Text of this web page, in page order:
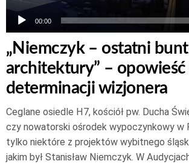
00:00
„Niemczyk – ostatni
architektury” – opowieść
determinacji wizjonera
Ceglane osiedle H7, kościół pw. Ducha
czy nowatorski ośrodek wypoczynkowy w
tylko niektóre z projektów wybitnego
jakim był Stanisław Niemczyk. W